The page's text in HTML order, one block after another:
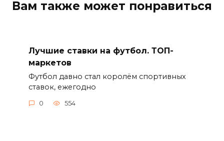
Вам также может понравиться
Лучшие ставки на футбол. ТОП-
маркетов
Футбол давно стал королём спортивных
ставок, ежегодно
0 554